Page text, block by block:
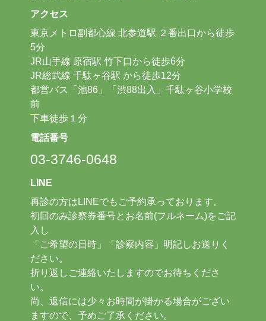
アクセス
東京メトロ副都心線 北参道駅 ２番出口から徒歩
5分
JR山手線 原宿駅 竹下口から徒歩6分
JR総武線 千駄ヶ谷駅 から徒歩12分
都営バス「池86」「渋88出入」千駄ヶ谷小学校
前
下車徒歩１分
電話番号
03-3746-0648
LINE
再診の方はLINEでもご予約承っております。
初回のみ診察券番号とお名前(フルネーム)をご記
入し
「ご希望の日時」「診察内容」明記しお送りく
ださい。
折り返しご連絡いたしますのでお待ちくださ
い。
尚、返信には少々お時間が掛かる場合がござい
ますので、予めご了承ください。